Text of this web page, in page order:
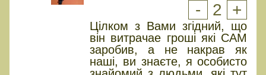
- 2 +
Цілком з Вами згідний, що
він витрачае гроші які САМ
заробив, а не накрав як
наші, ви знаєте, я особисто